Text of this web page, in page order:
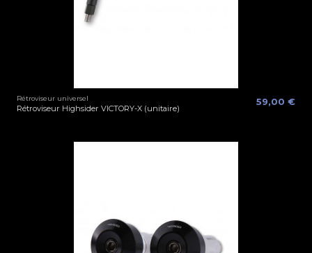
Rétroviseur universel
Rétroviseur Highsider VICTORY-X (unitaire)
59,00 €